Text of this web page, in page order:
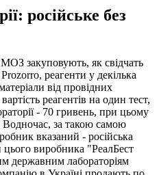
російське без
МОЗ закуповують, як свідчать
реагенти у декілька
від провідних
реагентів на один тест,
- 70 гривень, при цьому
Водночас, за такою самою
вказаний - російська
виробника "РеалБест
державним лабораторіям